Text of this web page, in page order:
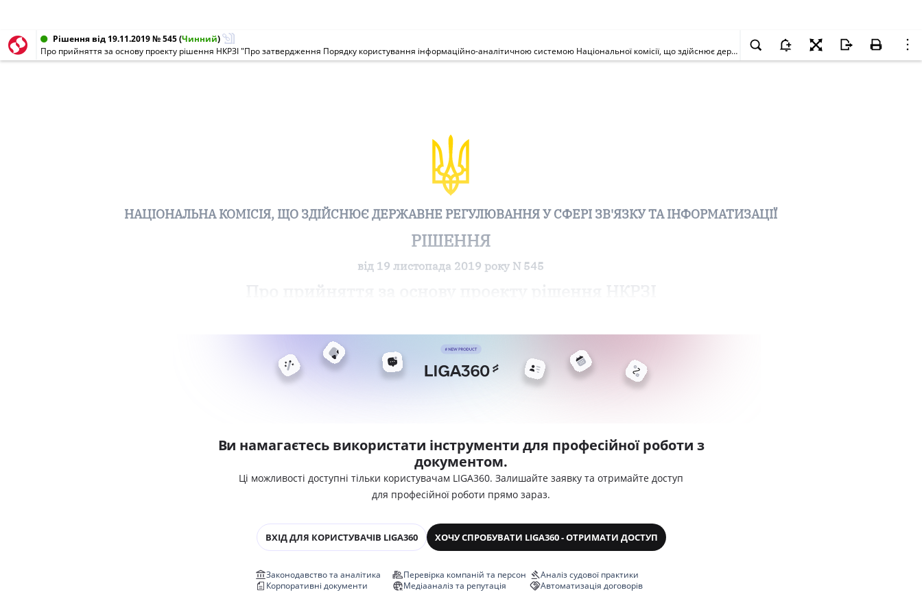
Рішення від 19.11.2019 № 545(Чинний)
Про прийняття за основу проекту рішення НКРЗІ "Про затвердження Порядку користування інформаційно-аналітичною системою Національної комісії, що здійснює державне регулювання у сфері зв'язку та інформатизації"
НАЦІОНАЛЬНА КОМІСІЯ, ЩО ЗДІЙСНЮЄ ДЕРЖАВНЕ РЕГУЛЮВАННЯ У СФЕРІ ЗВ'ЯЗКУ ТА ІНФОРМАТИЗАЦІЇ
РІШЕННЯ
від 19 листопада 2019 року N 545
Ви намагаєтесь використати інструменти для професійної роботи з
документом.
Ці можливості доступні тільки користувачам LIGA360. Залишайте заявку та отримайте доступ
для професійної роботи прямо зараз.
ВХІД ДЛЯ КОРИСТУВАЧІВ LIGA360 ХОЧУ СПРОБУВАТИ LIGA360 - ОТРИМАТИ ДОСТУП
Законодавство та аналітика
Корпоративні документи
Перевірка компаній та персон
Медіааналіз та репутація
Аналіз судової практики
Автоматизація договорів